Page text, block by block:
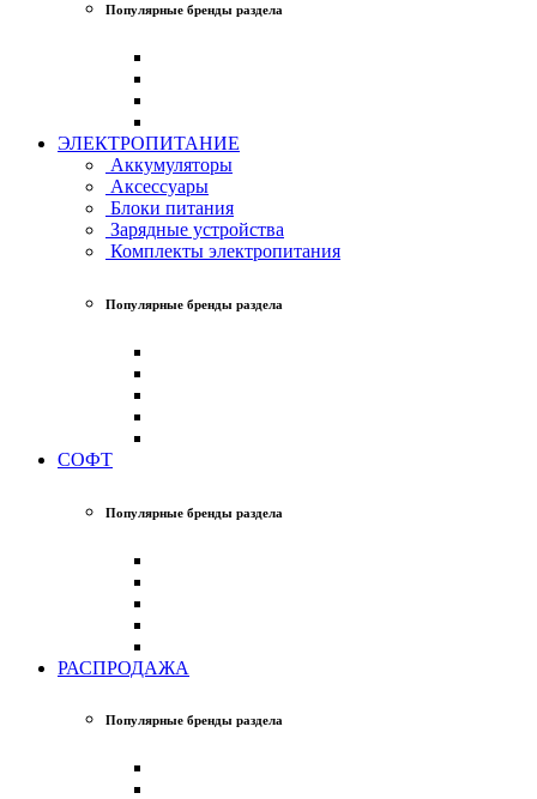
Популярные бренды раздела
ЭЛЕКТРОПИТАНИЕ
Аккумуляторы
Аксессуары
Блоки питания
Зарядные устройства
Комплекты электропитания
Популярные бренды раздела
СОФТ
Популярные бренды раздела
РАСПРОДАЖА
Популярные бренды раздела